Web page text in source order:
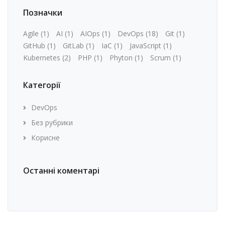
Позначки
Agile (1) AI (1) AIOps (1) DevOps (18) Git (1)
GitHub (1) GitLab (1) IaC (1) JavaScript (1)
Kubernetes (2) PHP (1) Phyton (1) Scrum (1)
Категорії
DevOps
Без рубрики
Корисне
Останні коментарі